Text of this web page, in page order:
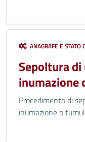
ANAGRAFE E STATO
Sepoltura
inumazione
Procedimento di
inumazione o